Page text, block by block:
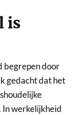
is
begrepen door
gedacht dat het
In werkelijkheid